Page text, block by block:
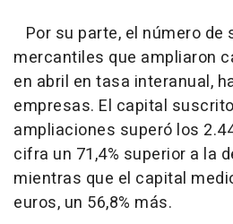
Por su parte, el número de
mercantiles que ampliaron
en abril en tasa interanual,
empresas. El capital
ampliaciones superó los
cifra un 71,4% superior a la
mientras que el capital
euros, un 56,8% más.